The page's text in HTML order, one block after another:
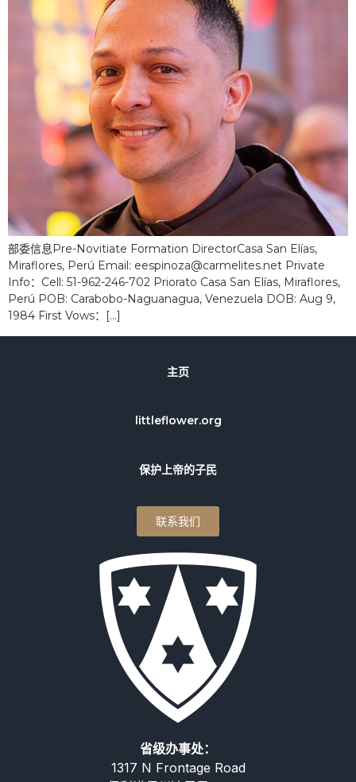
部委信息Pre-Novitiate Formation DirectorCasa San Elías,
Miraflores, Perú Email: eespinoza@carmelites.net Private
Info：Cell: 51-962-246-702 Priorato Casa San Elías, Miraflores,
Perú POB: Carabobo-Naguanagua, Venezuela DOB: Aug 9,
1984 First Vows：[...]
主页
littleflower.org
保护上帝的子民
联系我们
省级办事处：
1317 N Frontage Road